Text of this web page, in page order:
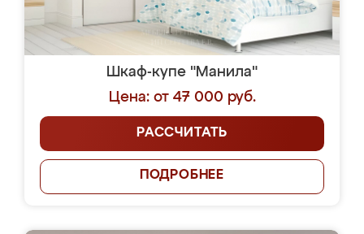
Шкаф-купе "Манила"
Цена: от 47 000 руб.
РАССЧИТАТЬ
ПОДРОБНЕЕ